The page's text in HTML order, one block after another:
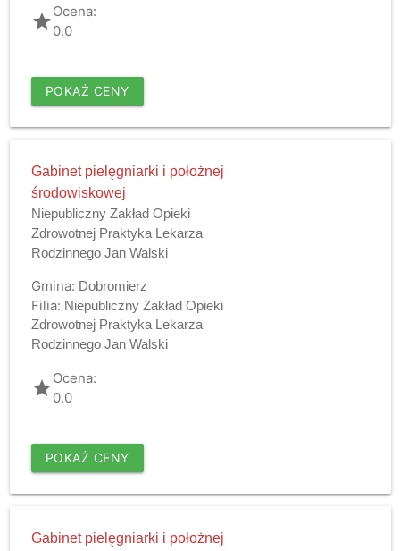
gradeOcena:
0.0
POKAŻ CENY
Gabinet pielęgniarki i położnej
środowiskowej
Niepubliczny Zakład Opieki
Zdrowotnej Praktyka Lekarza
Rodzinnego Jan Walski
Gmina: Dobromierz
Filia: Niepubliczny Zakład Opieki
Zdrowotnej Praktyka Lekarza
Rodzinnego Jan Walski
gradeOcena:
0.0
POKAŻ CENY
Gabinet pielęgniarki i położnej